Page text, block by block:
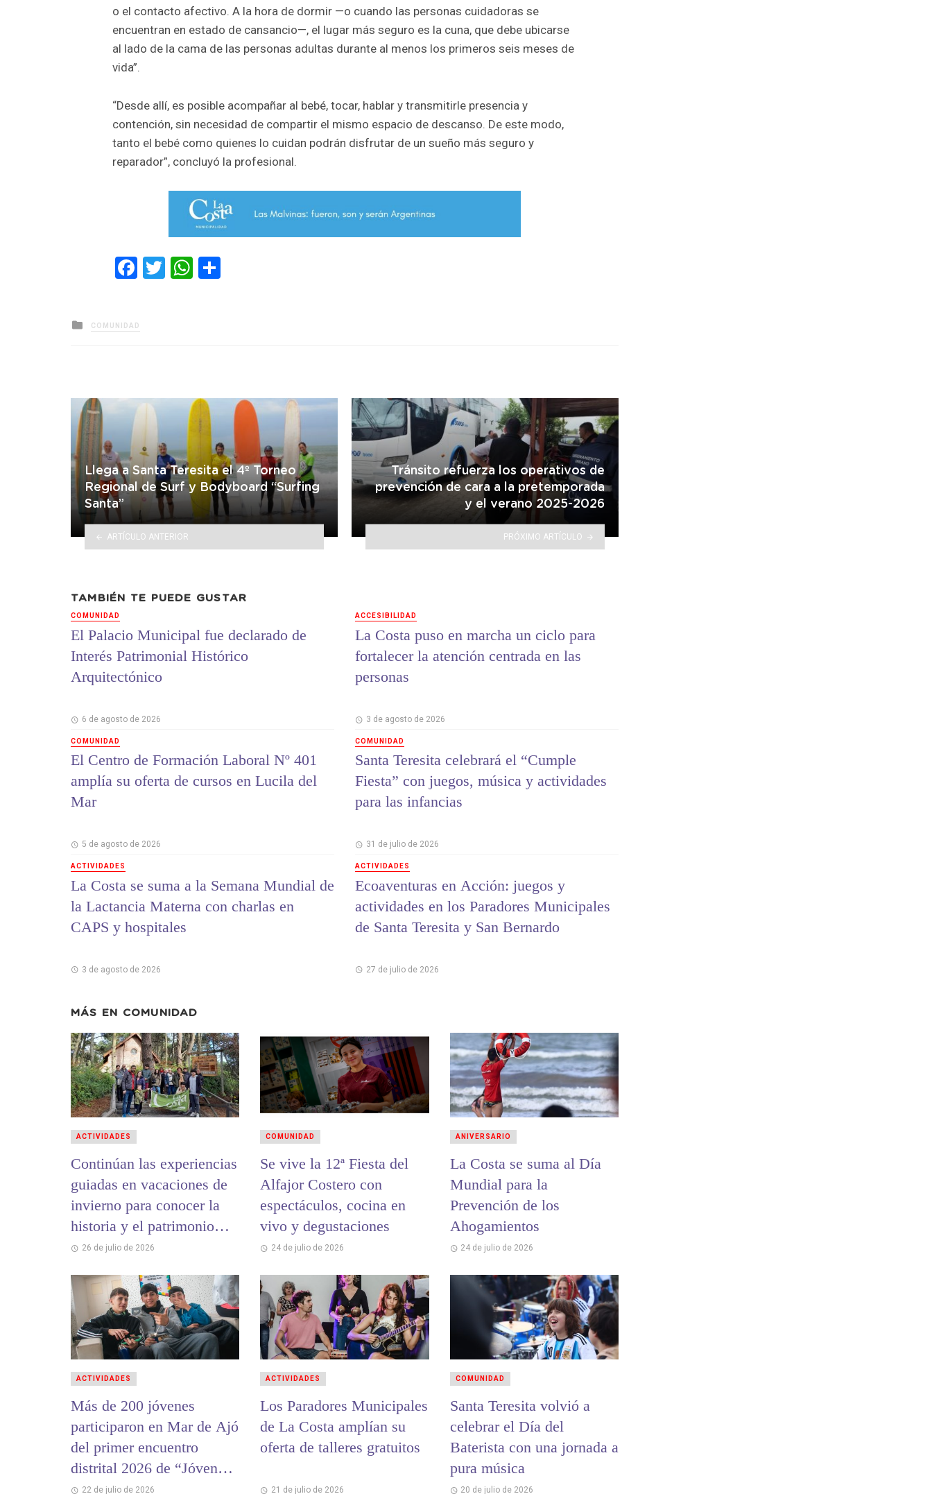
o el contacto afectivo. A la hora de dormir —o cuando las personas cuidadoras se
encuentran en estado de cansancio—, el lugar más seguro es la cuna, que debe ubicarse
al lado de la cama de las personas adultas durante al menos los primeros seis meses de
vida”.
“Desde allí, es posible acompañar al bebé, tocar, hablar y transmitirle presencia y
contención, sin necesidad de compartir el mismo espacio de descanso. De este modo,
tanto el bebé como quienes lo cuidan podrán disfrutar de un sueño más seguro y
reparador”, concluyó la profesional.
Facebook
TwitterWhatsApp
Posted
in
COMUNIDAD
Llega a Santa Teresita el 4º Torneo
Regional de Surf y Bodyboard “Surfing
Santa”
ARTÍCULO ANTERIOR
Tránsito refuerza los operativos de
prevención de cara a la pretemporada
y el verano 2025-2026
PRÓXIMO ARTÍCULO
TAMBIÉN TE PUEDE GUSTAR
COMUNIDAD
El Palacio Municipal fue declarado de
Interés Patrimonial Histórico
Arquitectónico
6 de agosto de 2026
COMUNIDAD
El Centro de Formación Laboral Nº 401
amplía su oferta de cursos en Lucila del
Mar
5 de agosto de 2026
ACTIVIDADES
La Costa se suma a la Semana Mundial de
la Lactancia Materna con charlas en
CAPS y hospitales
3 de agosto de 2026
ACCESIBILIDAD
La Costa puso en marcha un ciclo para
fortalecer la atención centrada en las
personas
3 de agosto de 2026
COMUNIDAD
Santa Teresita celebrará el “Cumple
Fiesta” con juegos, música y actividades
para las infancias
31 de julio de 2026
ACTIVIDADES
Ecoaventuras en Acción: juegos y
actividades en los Paradores Municipales
de Santa Teresita y San Bernardo
27 de julio de 2026
MÁS EN COMUNIDAD
Continúan las experiencias
guiadas en vacaciones de
invierno para conocer la
historia y el patrimonio
cultural de La Costa
26 de julio de 2026
ACTIVIDADES
Se vive la 12ª Fiesta del
Alfajor Costero con
espectáculos, cocina en
vivo y degustaciones
24 de julio de 2026
COMUNIDAD
La Costa se suma al Día
Mundial para la
Prevención de los
Ahogamientos
24 de julio de 2026
ANIVERSARIO
Más de 200 jóvenes
participaron en Mar de Ajó
del primer encuentro
distrital 2026 de “Jóvenes
y Memoria”
22 de julio de 2026
ACTIVIDADES
Los Paradores Municipales
de La Costa amplían su
oferta de talleres gratuitos
21 de julio de 2026
ACTIVIDADES
Santa Teresita volvió a
celebrar el Día del
Baterista con una jornada a
pura música
20 de julio de 2026
COMUNIDAD